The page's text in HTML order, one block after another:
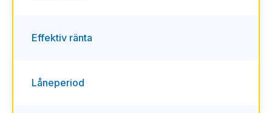
Effektiv ränta
Låneperiod